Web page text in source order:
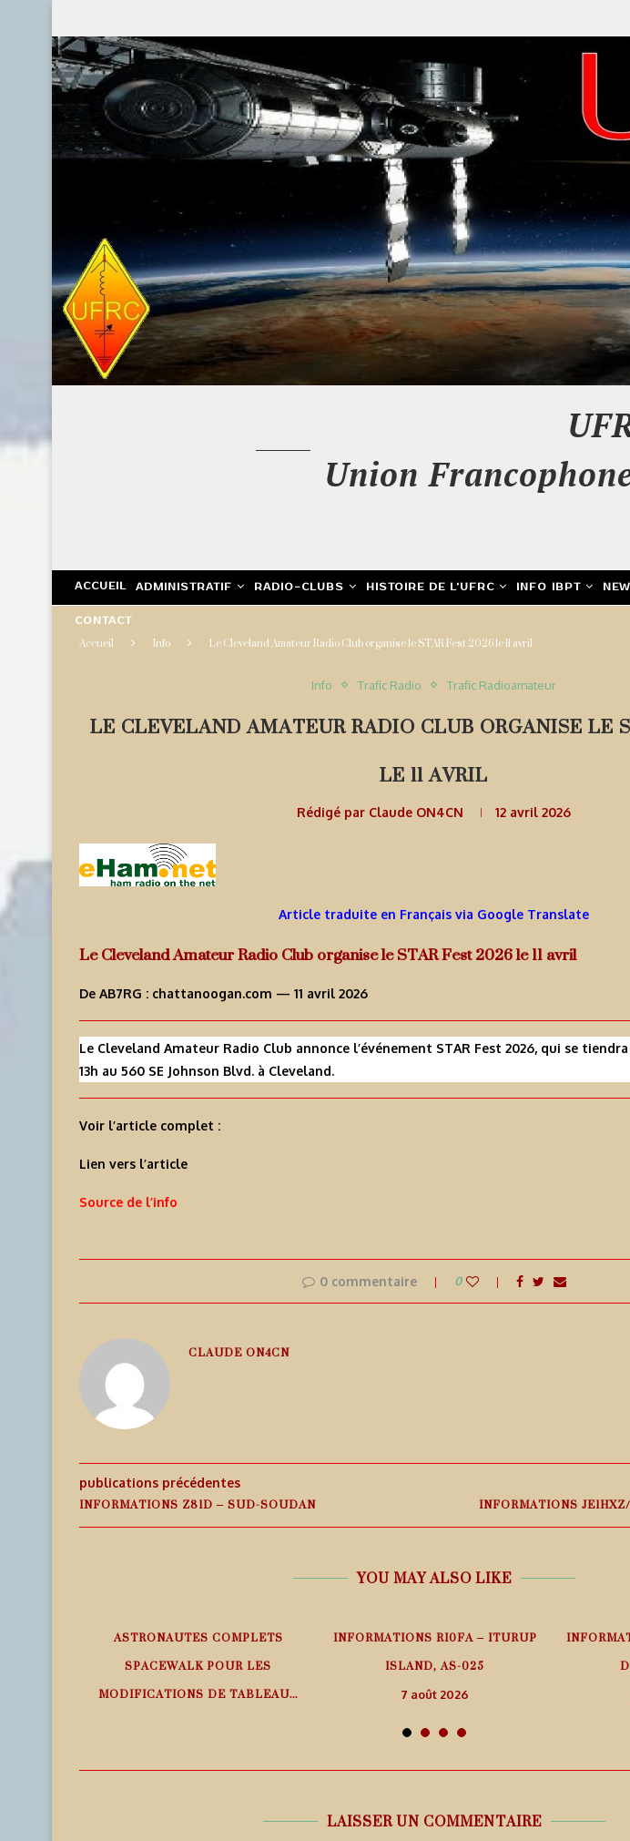
Union
ACCUEIL ADMINISTRATIF RADIO-CLUBS HISTOIRE DE L’UFRC INFO IBPT
CONTACT
Accueil Info Le Cleveland Amateur Radio Club organise le STAR Fest 2026 le 11 avril
Info Trafic Radio Trafic Radioamateur
LE CLEVELAND AMATEUR RADIO CLUB ORGANISE LE
LE 11 AVRIL
Rédigé par Claude ON4CN 12 avril 2026
Article traduite en Français via Google Translate
Le Cleveland Amateur Radio Club organise le STAR Fest 2026 le 11 avril
De AB7RG : chattanoogan.com — 11 avril 2026
Le Cleveland Amateur Radio Club annonce l’événement STAR Fest 2026, qui se
13h au 560 SE Johnson Blvd. à Cleveland.
Voir l’article complet :
Lien vers l’article
Source de l’info
0 commentaire 0
CLAUDE ON4CN
publications précédentes
INFORMATIONS Z81D – SUD-SOUDAN INFORMATIONS
YOU MAY ALSO LIKE
ASTRONAUTES COMPLETS
SPACEWALK POUR LES
MODIFICATIONS DE TABLEAU...
INFORMATIONS RI0FA – ITURUP
ISLAND, AS-025
7 août 2026
LAISSER UN COMMENTAIRE